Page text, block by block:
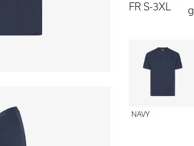
FR S-3XL
NAVY